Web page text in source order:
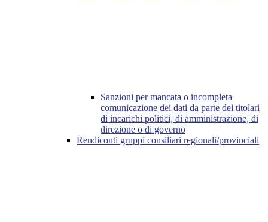
Sanzioni per mancata o incompleta
comunicazione dei dati da parte dei titolari
di incarichi politici, di amministrazione, di
direzione o di governo
Rendiconti gruppi consiliari regionali/provinciali